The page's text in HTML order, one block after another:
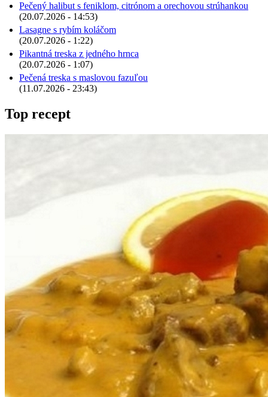
Pečený halibut s feniklom, citrónom a orechovou strúhankou
(20.07.2026 - 14:53)
Lasagne s rybím koláčom
(20.07.2026 - 1:22)
Pikantná treska z jedného hrnca
(20.07.2026 - 1:07)
Pečená treska s maslovou fazuľou
(11.07.2026 - 23:43)
Top recept